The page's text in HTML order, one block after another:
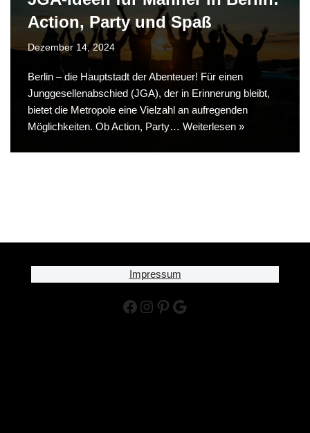
Action, Party und Spaß
Dezember 14, 2024
Berlin – die Hauptstadt der Abenteuer! Für einen
Junggesellenabschied (JGA), der in Erinnerung bleibt,
bietet die Metropole eine Vielzahl an aufregenden
Möglichkeiten. Ob Action, Party… Weiterlesen »
Impressum